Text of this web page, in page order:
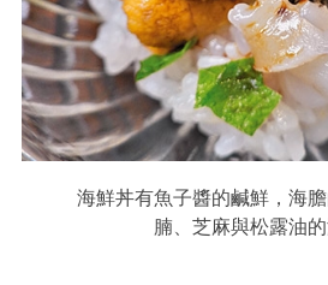
海鮮丼有魚子醬的鹹鮮，海
腩、芝麻與松露油的